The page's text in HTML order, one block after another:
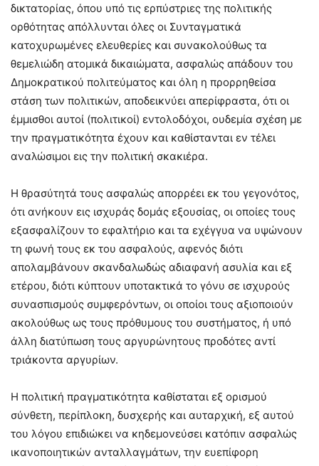
δικτατορίας, όπου υπό τις ερπύστριες της πολιτικής
ορθότητας απόλλυνται όλες οι Συνταγματικά
κατοχυρωμένες ελευθερίες και συνακολούθως τα
θεμελιώδη ατομικά δικαιώματα, ασφαλώς απάδουν του
Δημοκρατικού πολιτεύματος και όλη η προρρηθείσα
στάση των πολιτικών, αποδεικνύει απερίφραστα, ότι οι
έμμισθοι αυτοί (πολιτικοί) εντολοδόχοι, ουδεμία σχέση με
την πραγματικότητα έχουν και καθίστανται εν τέλει
αναλώσιμοι εις την πολιτική σκακιέρα.
Η θρασύτητά τους ασφαλώς απορρέει εκ του γεγονότος,
ότι ανήκουν εις ισχυράς δομάς εξουσίας, οι οποίες τους
εξασφαλίζουν το εφαλτήριο και τα εχέγγυα να υψώνουν
τη φωνή τους εκ του ασφαλούς, αφενός διότι
απολαμβάνουν σκανδαλωδώς αδιαφανή ασυλία και εξ
ετέρου, διότι κύπτουν υποτακτικά το γόνυ σε ισχυρούς
συνασπισμούς συμφερόντων, οι οποίοι τους αξιοποιούν
ακολούθως ως τους πρόθυμους του συστήματος, ή υπό
άλλη διατύπωση τους αργυρώνητους προδότες αντί
τριάκοντα αργυρίων.
Η πολιτική πραγματικότητα καθίσταται εξ ορισμού
σύνθετη, περίπλοκη, δυσχερής και αυταρχική, εξ αυτού
του λόγου επιδιώκει να κηδεμονεύσει κατόπιν ασφαλώς
ικανοποιητικών ανταλλαγμάτων, την ευεπίφορη